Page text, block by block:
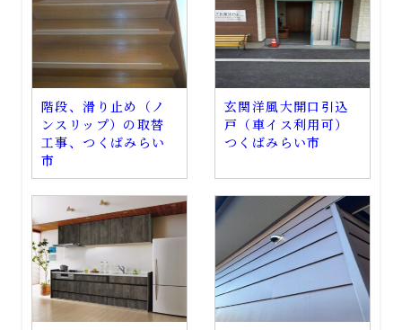
階段、滑り止め（ノ
ンスリップ）の取替
工事、つくばみらい
市
玄関洋風大開口引込
戸（車イス利用可）
つくばみらい市